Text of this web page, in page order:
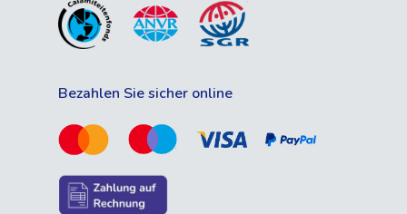
Bezahlen Sie sicher online